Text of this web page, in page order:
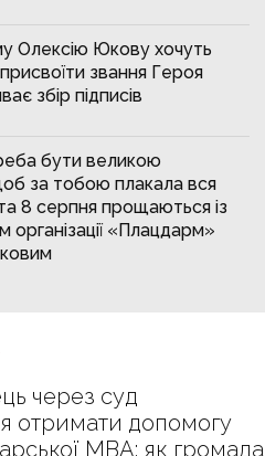
Олексію Юкову хочуть
звання Героя
збір підписів
бути великою
за тобою плакала вся
8 серпня прощаються із
організації «Плацдарм»
через суд
отримати допомогу
МВА: як громада